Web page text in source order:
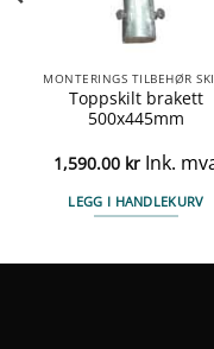
MONTERINGS TILBEHØR
Toppskilt brakett
500x445mm
1,590.00 kr Ink.
LEGG I HANDLEKURV